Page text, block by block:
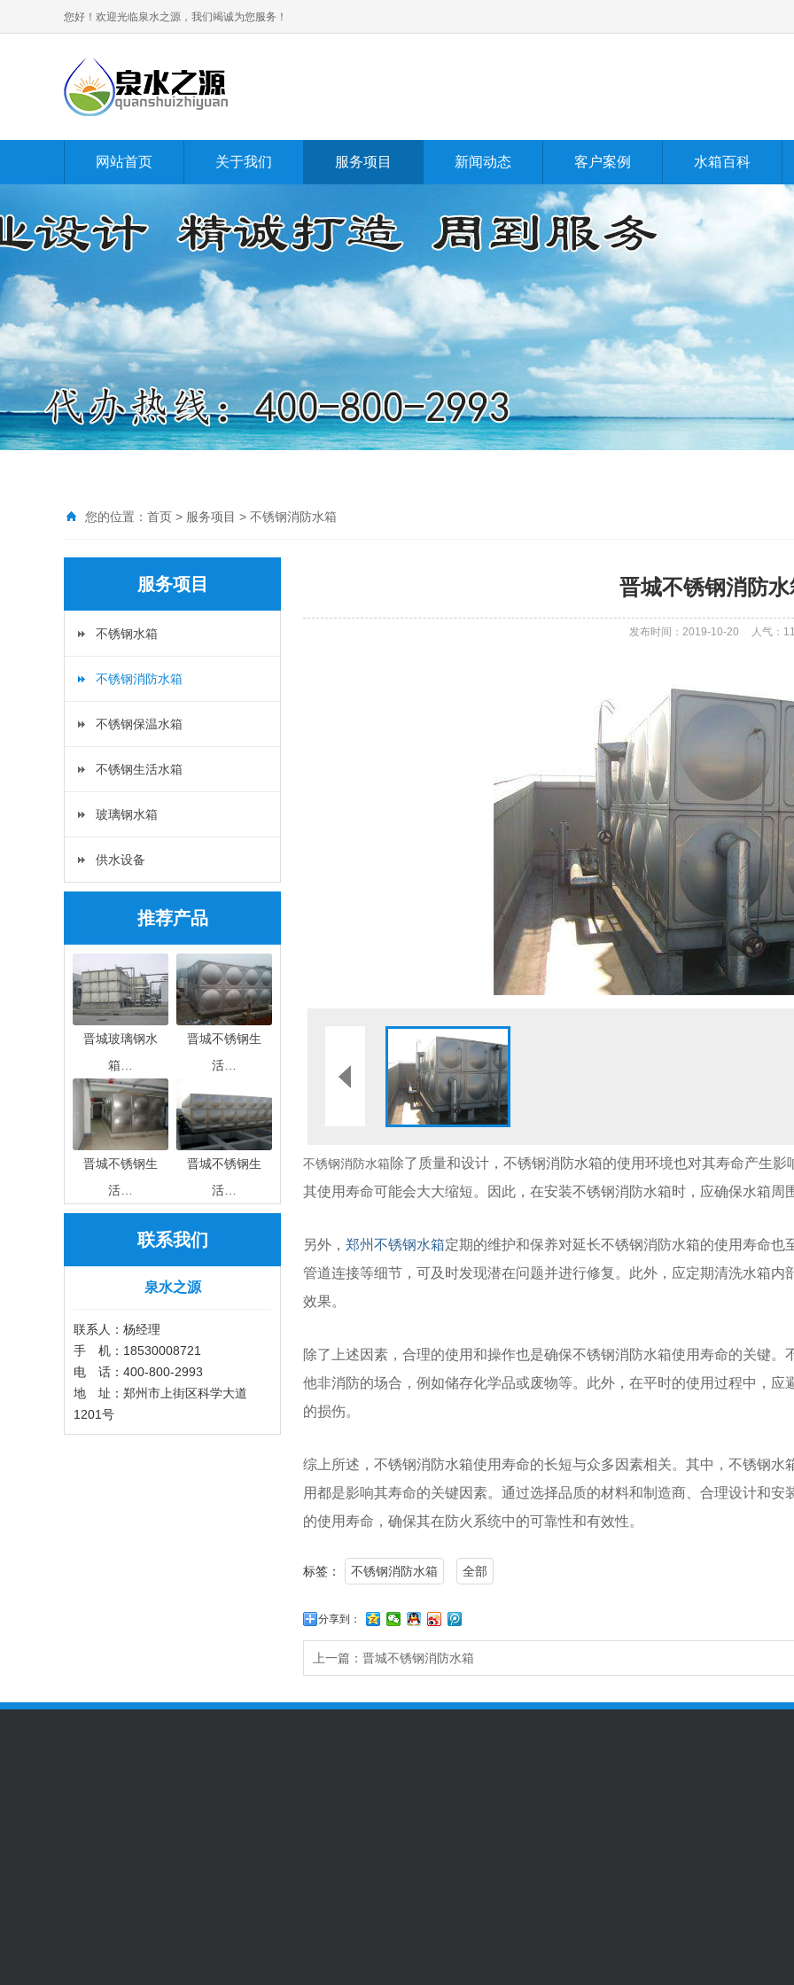
您好！欢迎光临泉水之源，我们竭诚为您服务！
网站首页 关于我们 服务项目 新闻动态 客户案例 水箱百科
您的位置： 首页 > 服务项目 > 不锈钢消防水箱
服务项目
不锈钢水箱
不锈钢消防水箱
不锈钢保温水箱
不锈钢生活水箱
玻璃钢水箱
供水设备
推荐产品
晋城玻璃钢水
箱…
晋城不锈钢生
活…
晋城不锈钢生
活…
晋城不锈钢生
活…
联系我们
泉水之源
联系人：杨经理
手 机：18530008721
电 话：400-800-2993
地 址：郑州市上街区科学大道
1201号
晋城不锈钢消防水
发布时间：2019-10-20 人气：
不锈钢消防水箱除了质量和设计，不锈钢消防水箱的使用环境也对其寿命产生
其使用寿命可能会大大缩短。因此，在安装不锈钢消防水箱时，应确保水箱
另外， 郑州不锈钢水箱定期的维护和保养对延长不锈钢消防水箱的使用寿命
管道连接等细节，可及时发现潜在问题并进行修复。此外，应定期清洗水箱
效果。
除了上述因素，合理的使用和操作也是确保不锈钢消防水箱使用寿命的关键
他非消防的场合，例如储存化学品或废物等。此外，在平时的使用过程中，
的损伤。
综上所述，不锈钢消防水箱使用寿命的长短与众多因素相关。其中，不锈钢
用都是影响其寿命的关键因素。通过选择品质的材料和制造商、合理设计和
的使用寿命，确保其在防火系统中的可靠性和有效性。
标签： 不锈钢消防水箱 全部
分享到：
上一篇： 晋城不锈钢消防水箱